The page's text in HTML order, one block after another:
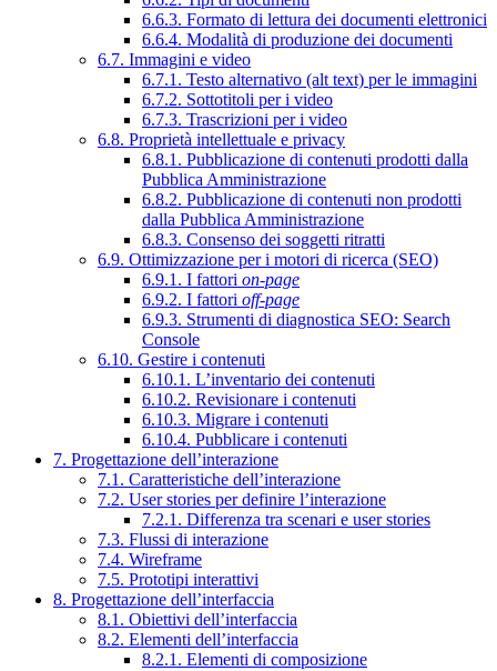
6.6.3. Formato di lettura dei documenti elettronici
6.6.4. Modalità di produzione dei documenti
6.7. Immagini e video
6.7.1. Testo alternativo (alt text) per le immagini
6.7.2. Sottotitoli per i video
6.7.3. Trascrizioni per i video
6.8. Proprietà intellettuale e privacy
6.8.1. Pubblicazione di contenuti prodotti dalla
Pubblica Amministrazione
6.8.2. Pubblicazione di contenuti non prodotti
dalla Pubblica Amministrazione
6.8.3. Consenso dei soggetti ritratti
6.9. Ottimizzazione per i motori di ricerca (SEO)
6.9.1. I fattori on-page
6.9.2. I fattori off-page
6.9.3. Strumenti di diagnostica SEO: Search
Console
6.10. Gestire i contenuti
6.10.1. L’inventario dei contenuti
6.10.2. Revisionare i contenuti
6.10.3. Migrare i contenuti
6.10.4. Pubblicare i contenuti
7. Progettazione dell’interazione
7.1. Caratteristiche dell’interazione
7.2. User stories per definire l’interazione
7.2.1. Differenza tra scenari e user stories
7.3. Flussi di interazione
7.4. Wireframe
7.5. Prototipi interattivi
8. Progettazione dell’interfaccia
8.1. Obiettivi dell’interfaccia
8.2. Elementi dell’interfaccia
8.2.1. Elementi di composizione